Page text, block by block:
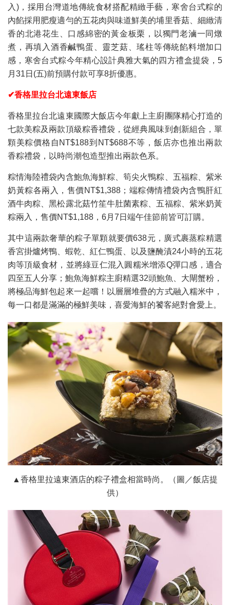
入)，採用台灣道地傳統食材搭配精緻手藝，寒舍台式粽的
內餡採用肥瘦適勻的五花肉與味道鮮美的埔里香菇、細緻清
香的北港花生、口感綿密的黃金板栗，以獨門老滷一同燉
煮，再填入酒香鹹鴨蛋、靈芝菇、瑤柱等傳統餡料增加口
感，寒舍台式粽今年精心設計典雅大氣的四方禮盒提袋，5
月31日(五)前預購付款可享8折優惠。
✔香格里拉台北遠東飯店
香格里拉台北遠東國際大飯店今年獻上主廚團隊精心打造的
七款美粽及兩款頂級粽香禮袋，從經典風味到創新組合，單
顆美粽價格自NT$188到NT$688不等，飯店亦也推出兩款
香粽禮袋，以時尚潮包造型推出兩款色系。
粽情海陸禮袋內含鮑魚海鮮粽、筍尖火鴨粽、五福粽、紫米
奶黃粽各兩入，售價NT$1,388；端粽傳情禮袋內含鴨肝紅
酒牛肉粽、黑松露北菇竹笙牛肚菌素粽、五福粽、紫米奶黃
粽兩入，售價NT$1,188，6月7日端午佳節前皆可訂購。
其中這兩款奢華的粽子單顆就要價638元，廣式裹蒸粽精選
香宮掛爐烤鴨、蝦乾、紅仁鴨蛋、以及鹽醃漬24小時的五花
肉等頂級食材，並將綠豆仁混入圓糯米增添Q彈口感，適合
四至五人分享；鮑魚海鮮粽主廚精選32頭鮑魚、大閘蟹粉，
將極品海鮮包起來一起嚐！以層層堆疊的方式融入糯米中，
每一口都是滿滿的極鮮美味，喜愛海鮮的饕客絕對會愛上。
▲香格里拉遠東酒店的粽子禮盒相當時尚。（圖／飯店提
供）